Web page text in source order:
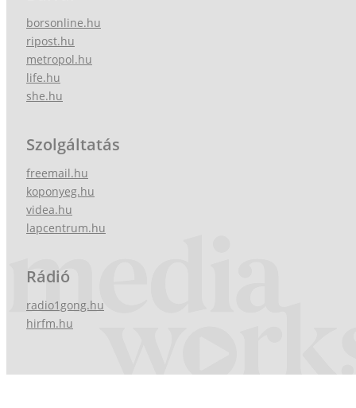
borsonline.hu
ripost.hu
metropol.hu
life.hu
she.hu
Szolgáltatás
freemail.hu
koponyeg.hu
videa.hu
lapcentrum.hu
Rádió
radio1gong.hu
hirfm.hu